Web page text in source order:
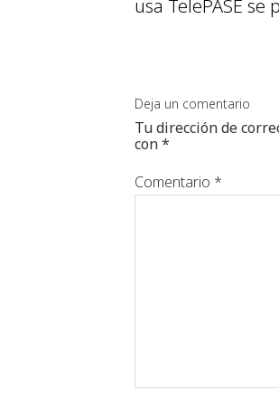
usa TelePASE
Deja un comentario
Tu dirección de
con*
Comentario *